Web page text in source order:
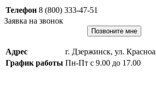
Телефон 8 (800) 333-47-51
Заявка на звонок
Позвоните мне
Адрес
г. Дзержинск, ул.
График работы Пн-Пт с 9.00 до 17.00